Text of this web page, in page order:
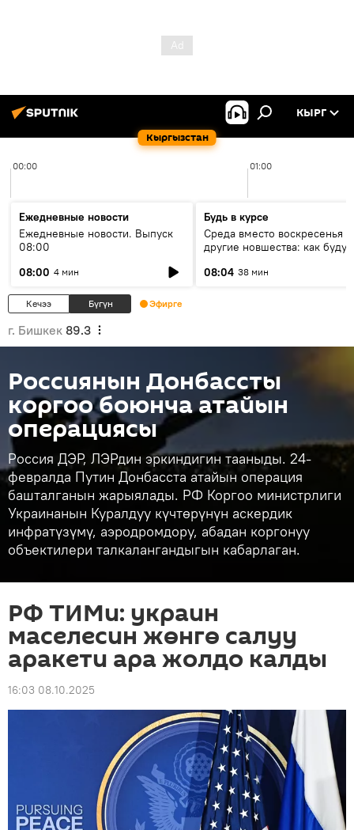
Кыргызстан
КЫРГ
00:00 01:00
Ежедневные новости
Ежедневные новости. Выпуск
08:00
08:00 4 мин
Будь в курсе
Среда вместо воскресенья и
другие новшества: как будут
08:04 38 мин
Кечээ Бүгүн Эфирге
г. Бишкек 89.3
Россиянын Донбассты
коргоо боюнча атайын
операциясы
Россия ДЭР, ЛЭРдин эркиндигин тааныды. 24-
февралда Путин Донбасста атайын операция
башталганын жарыялады. РФ Коргоо министрлиги
Украинанын Куралдуу күчтөрүнүн аскердик
инфратүзүмү, аэродромдору, абадан коргонуу
объектилери талкалангандыгын кабарлаган.
РФ ТИМи: украин
маселесин жөнгө салуу
аракети ара жолдо калды
16:03 08.10.2025